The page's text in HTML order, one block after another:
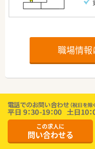
職場情報
この求人に
問い合わせる